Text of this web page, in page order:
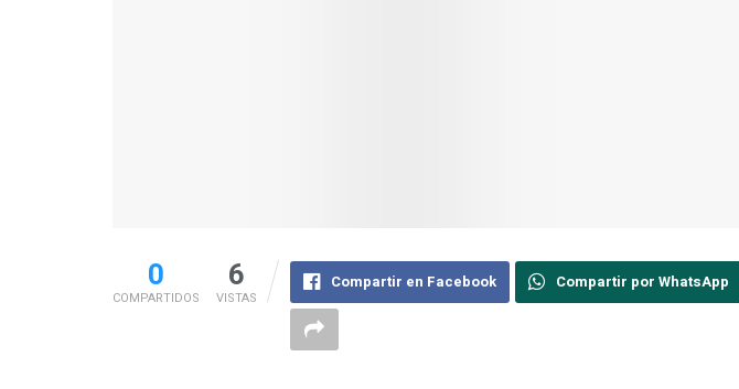
0
COMPARTIDOS
6
VISTAS
Compartir en Facebook Compartir por WhatsApp